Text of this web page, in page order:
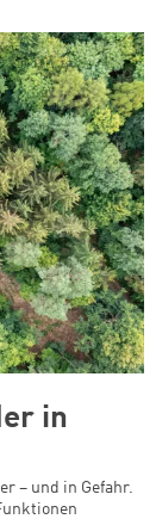
in
– und in Gefahr.